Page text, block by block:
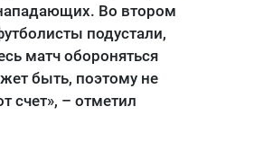
Во втором
подустали,
матч обороняться
быть, поэтому не
счет», – отметил